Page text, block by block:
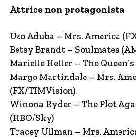
Attrice non protagonista
Uzo Aduba – Mrs. America
Betsy Brandt – Soulmates
Marielle Heller – The
Margo Martindale – Mrs.
(FX/TIMVision)
Winona Ryder – The Plot
(HBO/Sky)
Tracey Ullman – Mrs.